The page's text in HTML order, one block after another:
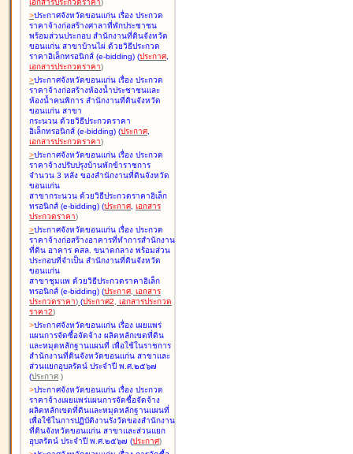
เอกสารประกวดราคา)
>ประกาศจังหวัดขอนแก่น เรื่อง ประกวด
ราคาจ้างก่อสร้างศาลาที่พักประชาชน
พร้อมส่วนประกอบ สำนักงานที่ดินจังหวัด
ขอนแก่น สาขาบ้านไผ่ ด้วยวิธีประกวด
ราคาอิเล็กทรอนิกส์ (e-bidding) (ประกาศ,
เอกสารประกวดราคา)
>ประกาศจังหวัดขอนแก่น เรื่อง ประกวด
ราคาจ้างก่อสร้างห้องน้ำประชาชนและ
ห้องน้ำคนพิการ สำนักงานที่ดินจังหวัด
ขอนแก่น สาขา
กระนวน ด้วยวิธีประกวดราคา
อิเล็กทรอนิกส์ (e-bidding) (ประกาศ,
เอกสารประกวดราคา)
>ประกาศจังหวัดขอนแก่น เรื่อง ประกวด
ราคาจ้างปรับปรุงบ้านพักข้าราชการ
จำนวน 3 หลัง ของสำนักงานที่ดินจังหวัด
ขอนแก่น
สาขากระนวน ด้วยวิธีประกวดราคาอิเล็ก
ทรอนิกส์ (e-bidding) (ประกาศ, เอกสาร
ประกวดราคา)
>ประกาศจังหวัดขอนแก่น เรื่อง ประกวด
ราคาจ้างก่อสร้างอาคารที่ทำการสำนักงาน
ที่ดิน อาคาร คสล. ขนาดกลาง พร้อมส่วน
ประกอบที่จำเป็น สำนักงานที่ดินจังหวัด
ขอนแก่น
สาขาชุมแพ ด้วยวิธีประกวดราคาอิเล็ก
ทรอนิกส์ (e-bidding) (ประกาศ, เอกสาร
ประกวดราคา) (ประกาศ2, เอกสารประกวด
ราคา2)
>ประกาศจังหวัดขอนแก่น เรื่อง เผยแพร่
แผนการจัดซื้อจัดจ้าง ผลิตหลักเขตที่ดิน
และหมุดหลักฐานแผนที่ เพื่อใช้ในราชการ
สำนักงานที่ดินจังหวัดขอนแก่น สาขาและ
ส่วนแยกอุบลรัตน์ ประจำปี พ.ศ.๒๕๖๗
(ประกาศ )
>ประกาศจังหวัดขอนแก่น เรื่อง ประกวด
ราคาจ้างเผยแพร่แผนการจัดซื้อจัดจ้าง
ผลิตหลักเขตที่ดินและหมุดหลักฐานแผนที่
เพื่อใช้ในการปฏิบัติงานรังวัดของสำนักงาน
ที่ดินจังหวัดขอนแก่น สาขาและส่วนแยก
อุบลรัตน์ ประจำปี พ.ศ.๒๕๖๗ (ประกาศ)